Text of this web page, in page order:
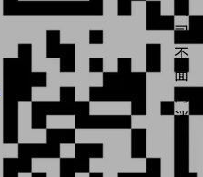
司，
不
面
向
消